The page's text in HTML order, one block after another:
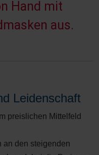
n Hand mit
mas ken aus.
Leidenschaft
preislichen Mittelfeld
an den steigenden